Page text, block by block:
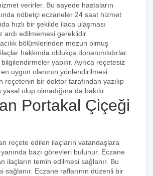
verirler. Bu sayede hastaların
nöbetçi eczaneler 24 saat hizmet
hızlı bir şekilde ilaca ulaşması
ardı edilmemesi gereklidir.
bölümlerinden mezun olmuş
hakkında oldukça donanımlıdırlar.
yapılır. Ayrıca reçetesiz
uygun olanının yönlendirilmesi
reçetenin bir doktor tarafından yazılıp
olup olmadığına da bakılır.
Portakal Çiçeği
reçete edilen ilaçların vatandaşlara
bazı görevleri bulunur. Eczane
ilaçların temin edilmesi sağlanır. Bu
Eczane raflarının düzenli bir